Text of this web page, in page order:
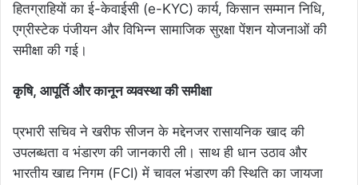
हितग्राहियों का ई-केवाईसी (e-KYC) कार्य, किसान सम्मान निधि,
एग्रीस्टेक पंजीयन और विभिन्न सामाजिक सुरक्षा पेंशन योजनाओं की
समीक्षा की गई।
​कृषि, आपूर्ति और कानून व्यवस्था की समीक्षा
प्रभारी सचिव ने खरीफ सीजन के मद्देनजर रासायनिक खाद की
उपलब्धता व भंडारण की जानकारी ली। साथ ही धान उठाव और
भारतीय खाद्य निगम (FCI) में चावल भंडारण की स्थिति का जायजा